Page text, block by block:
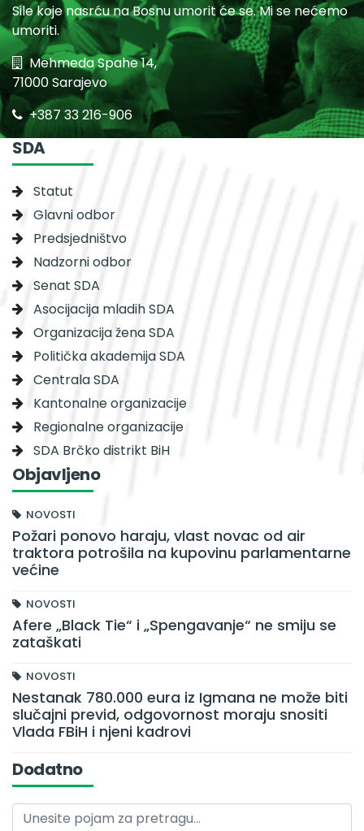
Sile koje nasrću na Bosnu umorit će se. Mi se nećemo
umoriti.
Mehmeda Spahe 14,
71000 Sarajevo
+387 33 216-906
SDA
Statut
Glavni odbor
Predsjedništvo
Nadzorni odbor
Senat SDA
Asocijacija mladih SDA
Organizacija žena SDA
Politička akademija SDA
Centrala SDA
Kantonalne organizacije
Regionalne organizacije
SDA Brčko distrikt BiH
Objavljeno
NOVOSTI
Požari ponovo haraju, vlast novac od air
traktora potrošila na kupovinu parlamentarne
većine
NOVOSTI
Afere „Black Tie“ i „Spengavanje“ ne smiju se
zataškati
NOVOSTI
Nestanak 780.000 eura iz Igmana ne može biti
slučajni previd, odgovornost moraju snositi
Vlada FBiH i njeni kadrovi
Dodatno